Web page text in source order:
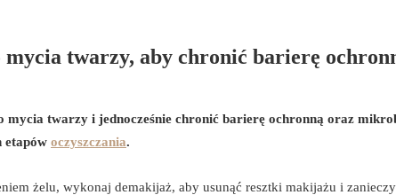
mycia twarzy, aby chronić barierę
mycia twarzy i jednocześnie chronić barierę ochronną oraz
etapów oczyszczania.
żelu, wykonaj demakijaż, aby usunąć resztki makijażu i